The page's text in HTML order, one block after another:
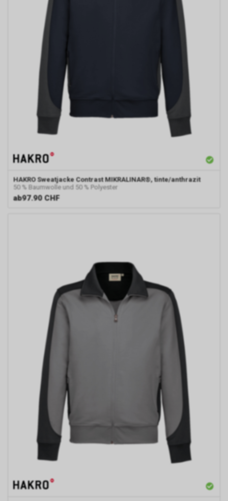
HAKRO Sweatjacke Contrast MIKRALINAR®, tinte/anthrazit
50 % Baumwolle und 50 % Polyester
ab97.90 CHF